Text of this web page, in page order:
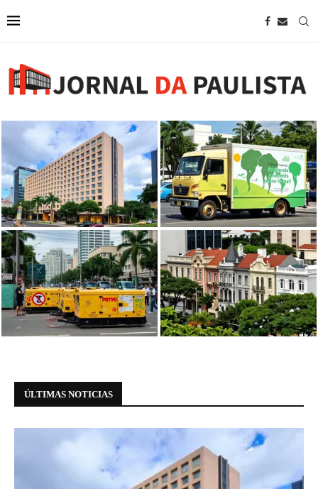
Wyndham anuncia novo hotel em
São Paulo próximo à Avenida
Paulista
Mostra dentro de caminhão na
Avenida Paulista aborda
pensamento ambiental visionário
de...
Prefeitura de SP proíbe uso de
geradores por artistas na avenida
Paulista
Casarões tombados na Avenida
Paulista: informações essenciais
ÚLTIMAS NOTICIAS